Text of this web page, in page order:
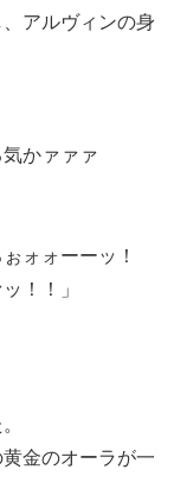
アルヴィンの身
かァァァ
ォォーーッ！
！！」
金のオーラが一